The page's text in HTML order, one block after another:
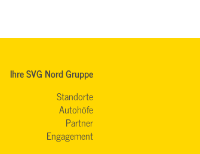
Ihre SVG Nord Gruppe
Standorte
Autohöfe
Partner
Engagement